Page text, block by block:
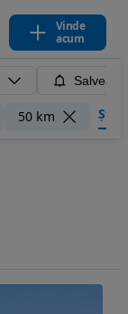
Vinde
acum
50 km